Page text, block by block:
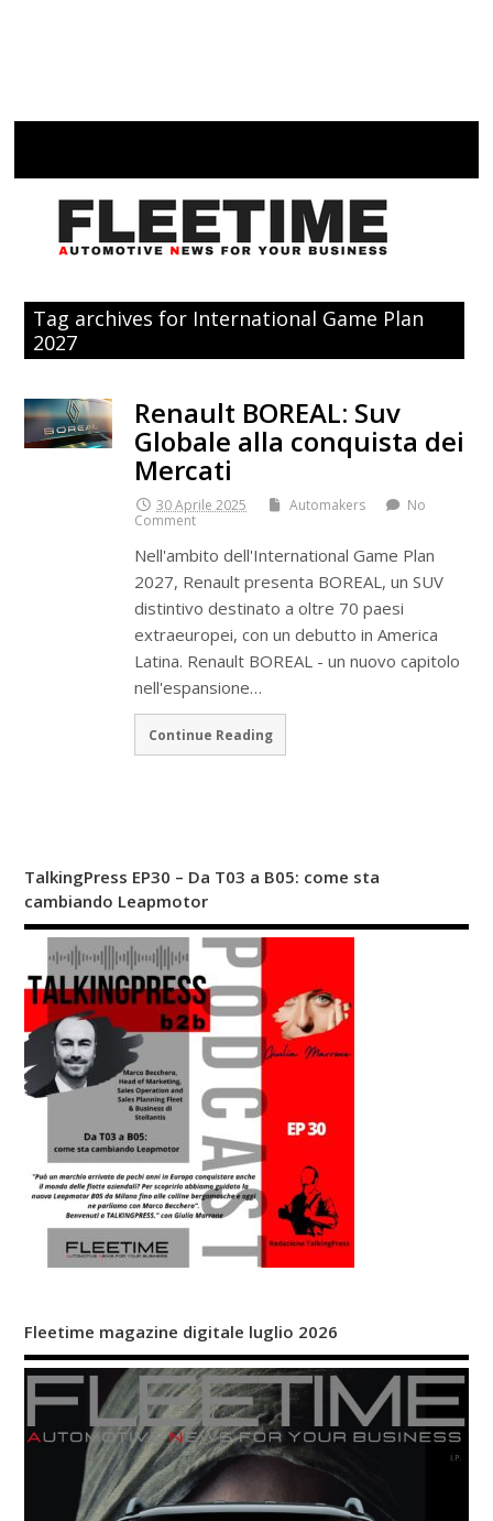
Tag archives for International Game Plan
2027
Renault BOREAL: Suv
Globale alla conquista dei
Mercati
30 Aprile 2025 Automakers
No
Comment
Nell'ambito dell'International Game Plan
2027, Renault presenta BOREAL, un SUV
distintivo destinato a oltre 70 paesi
extraeuropei, con un debutto in America
Latina. Renault BOREAL - un nuovo capitolo
nell'espansione…
Continue Reading
TalkingPress EP30 – Da T03 a B05: come sta
cambiando Leapmotor
Fleetime magazine digitale luglio 2026